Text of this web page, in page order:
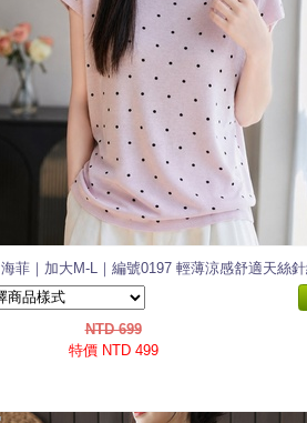
海菲｜加大M-L｜編號0197 輕薄涼感舒適天絲
NTD 699
特價 NTD 499